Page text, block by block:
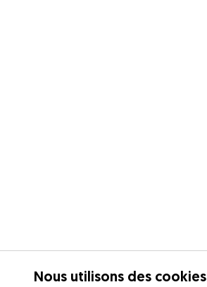
Nous utilisons des cookies